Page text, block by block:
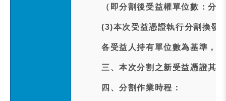
（即分割後受益權單位數：分
(3)本次受益憑證執行分割換發
各受益人持有單位數為基準，
三、本次分割之新受益憑證其
四、分割作業時程：